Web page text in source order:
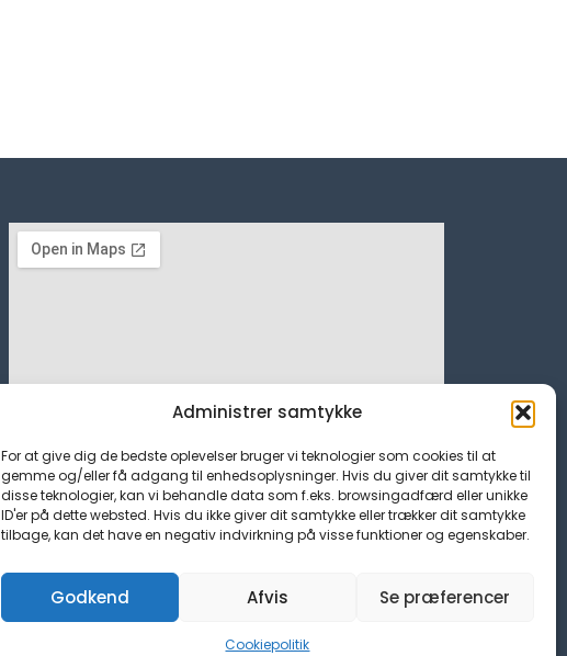
Administrer samtykke
For at give dig de bedste oplevelser bruger vi teknologier som cookies til at
gemme og/eller få adgang til enhedsoplysninger. Hvis du giver dit samtykke til
disse teknologier, kan vi behandle data som f.eks. browsingadfærd eller unikke
ID'er på dette websted. Hvis du ikke giver dit samtykke eller trækker dit samtykke
tilbage, kan det have en negativ indvirkning på visse funktioner og egenskaber.
Godkend Afvis Se præferencer
Cookiepolitik